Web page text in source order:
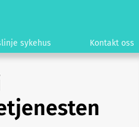
sykehus Kontakt oss